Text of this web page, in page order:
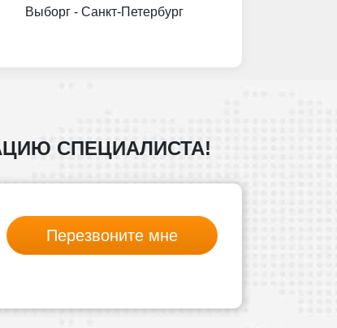
Выборг - Санкт-Петербург
СПЕЦИАЛИСТА!
Перезвоните мне